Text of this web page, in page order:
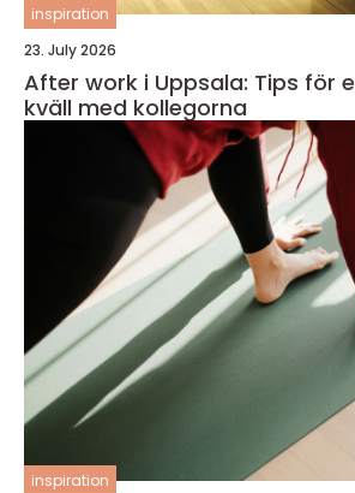
inspiration
23. July 2026
After work i Uppsala: Tips för
kväll med kollegorna
inspiration